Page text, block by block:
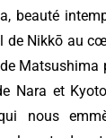
beauté
de Nikkō au
Matsushima
Nara et
nous